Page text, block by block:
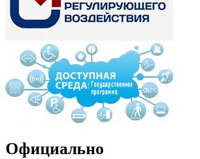
Официально